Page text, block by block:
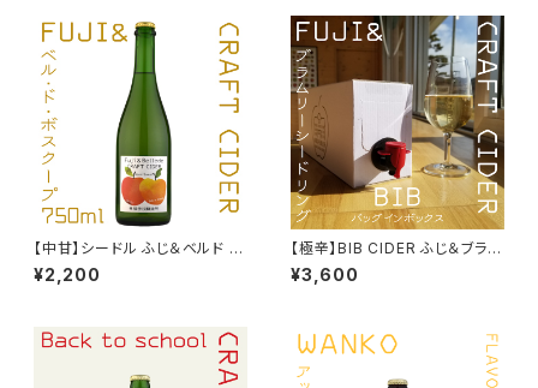
【中甘】シードル ふじ＆ベルド 7
50ml 2025
¥2,200
【極辛】BIB CIDER ふじ＆ブラム
リー スティル（無発泡） 1.9L
¥3,600